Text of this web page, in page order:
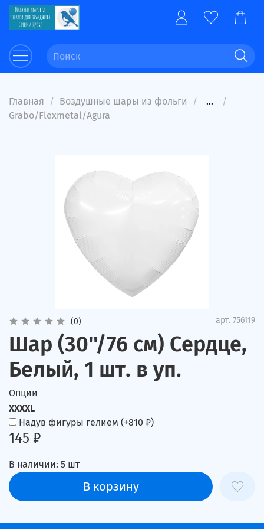
Главная Воздушные шары из фольги
...
Grabo/Flexmetal/Agura
(0) арт. 756119
Шар (30''/76 см) Сердце,
Белый, 1 шт. в уп.
Опции
XXXXL
Надув фигуры гелием (+810 ₽)
145 ₽
В наличии: 5 шт
В корзину